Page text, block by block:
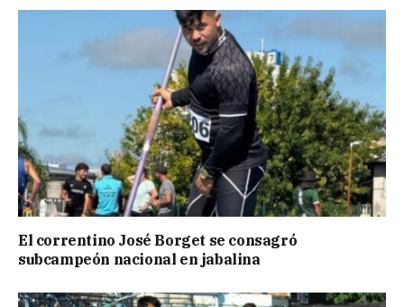
El correntino José Borget se consagró
subcampeón nacional en jabalina